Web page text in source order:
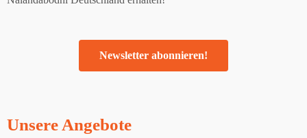
Newsletter abonnieren!
Unsere Angebote